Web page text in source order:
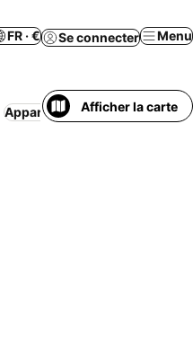
FR · € Se connecter Menu
Appart’hôtel Afficher la carte